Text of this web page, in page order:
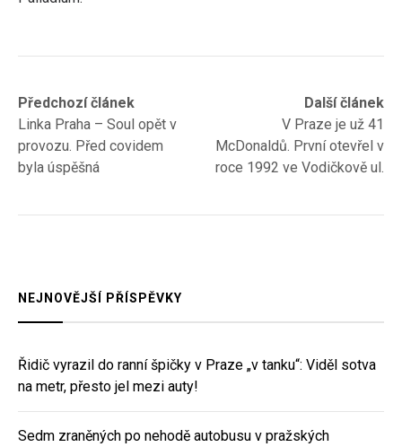
Navigace
pro
příspěvek
Předchozí článek
Previous
post:Linka Praha – Soul opět v
provozu. Před covidem
byla úspěšná
Další článek
Next
post:
V Praze je už 41
McDonaldů. První otevřel v
roce 1992 ve Vodičkově ul.
NEJNOVĚJŠÍ PŘÍSPĚVKY
Řidič vyrazil do ranní špičky v Praze „v tanku“: Viděl sotva
na metr, přesto jel mezi auty!
Sedm zraněných po nehodě autobusu v pražských